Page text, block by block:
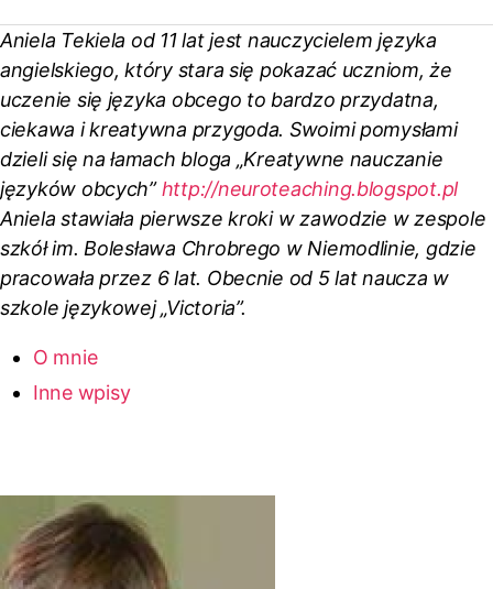
Aniela Tekiela od 11 lat jest nauczycielem języka
angielskiego, który stara się pokazać uczniom, że
uczenie się języka obcego to bardzo przydatna,
ciekawa i kreatywna przygoda. Swoimi pomysłami
dzieli się na łamach bloga „Kreatywne nauczanie
języków obcych”http://neuroteaching.blogspot.pl
Aniela stawiała pierwsze kroki w zawodzie w zespole
szkół im. Bolesława Chrobrego w Niemodlinie, gdzie
pracowała przez 6 lat. Obecnie od 5 lat naucza w
szkole językowej „Victoria”.
O mnie
Inne wpisy